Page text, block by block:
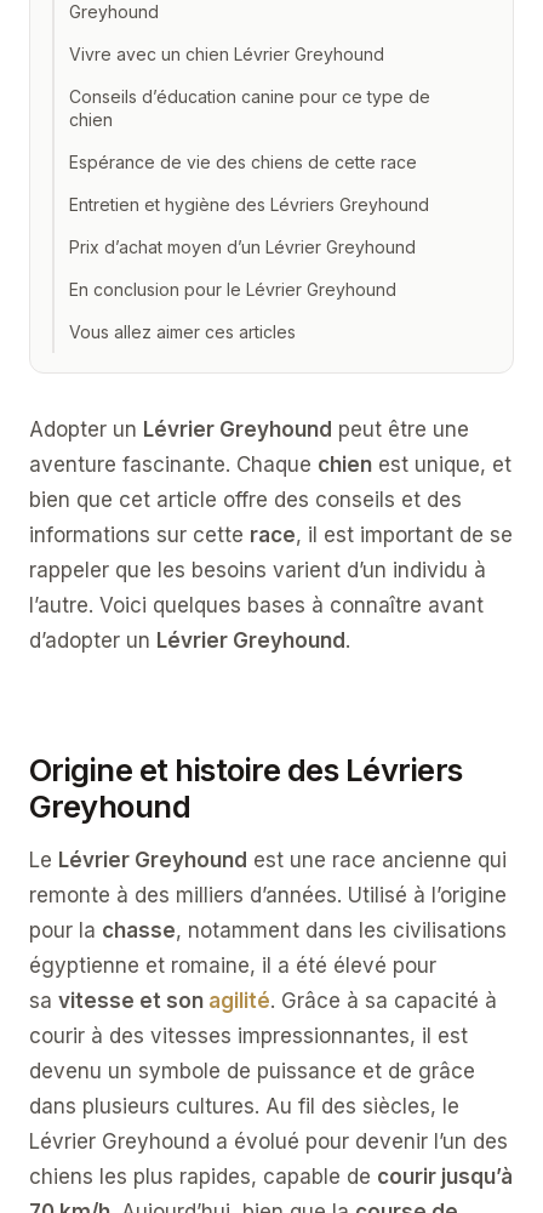
Greyhound
Vivre avec un chien Lévrier Greyhound
Conseils d’éducation canine pour ce type de
chien
Espérance de vie des chiens de cette race
Entretien et hygiène des Lévriers Greyhound
Prix d’achat moyen d’un Lévrier Greyhound
En conclusion pour le Lévrier Greyhound
Vous allez aimer ces articles
Adopter un Lévrier Greyhound peut être une
aventure fascinante. Chaque chien est unique, et
bien que cet article offre des conseils et des
informations sur cette race, il est important de se
rappeler que les besoins varient d’un individu à
l’autre. Voici quelques bases à connaître avant
d’adopter un Lévrier Greyhound .
Origine et histoire des Lévriers
Greyhound
Le Lévrier Greyhound est une race ancienne qui
remonte à des milliers d’années. Utilisé à l’origine
pour la chasse, notamment dans les civilisations
égyptienne et romaine, il a été élevé pour
sa vitesse et son agilité. Grâce à sa capacité à
courir à des vitesses impressionnantes, il est
devenu un symbole de puissance et de grâce
dans plusieurs cultures. Au fil des siècles, le
Lévrier Greyhound a évolué pour devenir l’un des
chiens les plus rapides, capable de courir jusqu’à